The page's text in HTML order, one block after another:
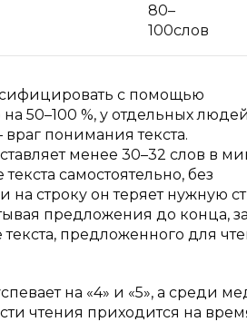
80–
100слов
с помощью
50–100 %, у отдельных
понимания текста.
менее 30–32 слов в
самостоятельно, без
строку он теряет нужную
предложения до конца,
предложенного для
на «4» и «5», а среди
чтения приходится на